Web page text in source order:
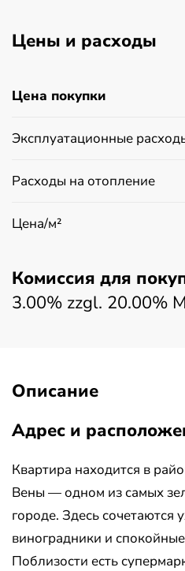
Цены и расходы
Цена покупки
Эксплуатационные
Расходы на отопление
Цена/м²
Комиссия для
3.00% zzgl. 20.00%
Описание
Адрес и
Квартира находится в
Вены — одном из самых
городе. Здесь
виноградники и
Поблизости есть